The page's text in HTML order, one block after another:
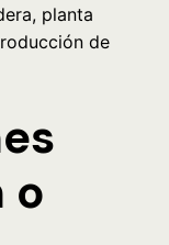
planta
de
o